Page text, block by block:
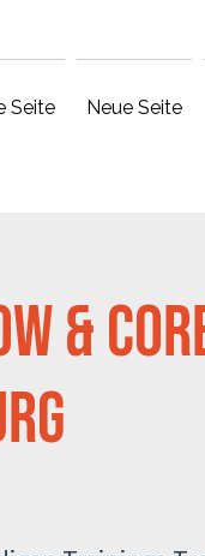
Seite Neue Seite
&